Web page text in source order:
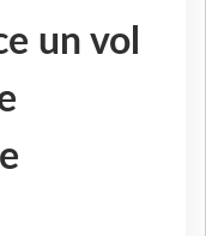
un vol